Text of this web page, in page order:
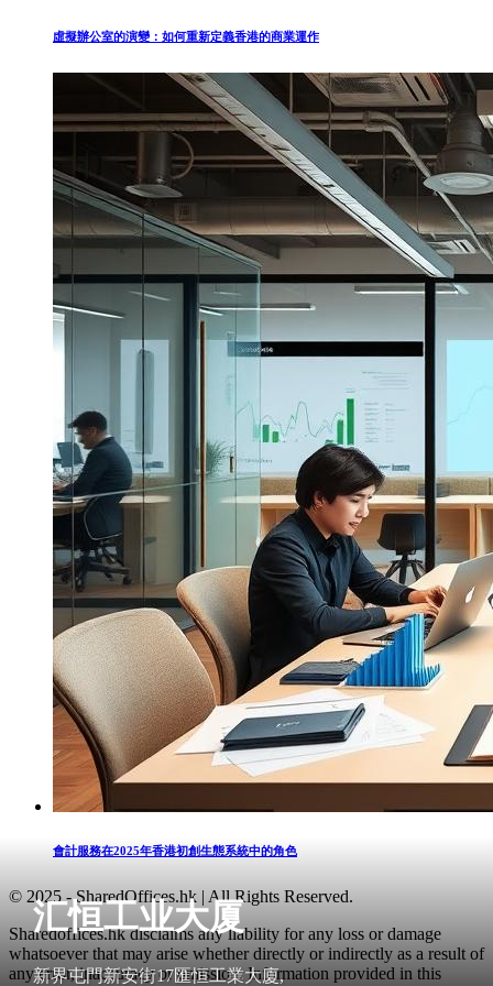
汇恒工业大厦
新界屯門新安街17匯恒工業大廈,
虛擬辦公室的演變：如何重新定義香港的商業運作
會計服務在2025年香港初創生態系統中的角色
© 2025 - SharedOffices.hk | All Rights Reserved.
Sharedoffices.hk disclaims any liability for any loss or damage
whatsoever that may arise whether directly or indirectly as a result of
any error, inaccuracy or omission. Information provided in this